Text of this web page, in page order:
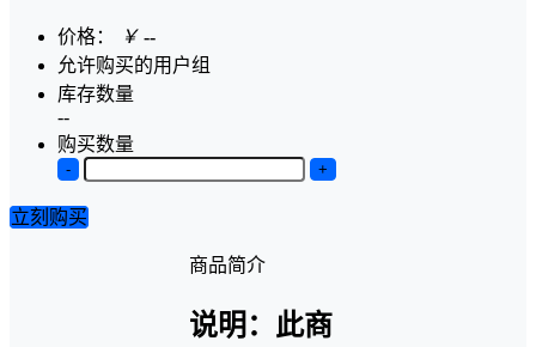
价格： ￥ --
允许购买的用户组
库存数量
--
购买数量
- +
立刻购买
商品简介
说明：此商